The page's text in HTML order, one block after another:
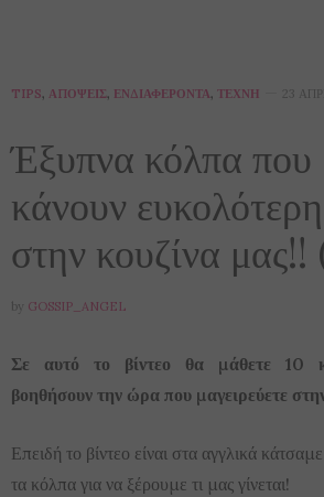
TIPS, ΑΠΌΨΕΙΣ, ΕΝΔΙΑΦΈΡΟΝΤΑ, ΤΈΧΝΗ 23
Έξυπνα κόλπα που
κάνουν
στην κουζίνα μας!!
by GOSSIP_ANGEL
Σε αυτό το βίντεο θα μάθετε 10
βοηθήσουν την ώρα που μαγειρεύετε
Επειδή το βίντεο είναι στα αγγλικά
τα κόλπα για να ξέρουμε τι μας γίνεται!